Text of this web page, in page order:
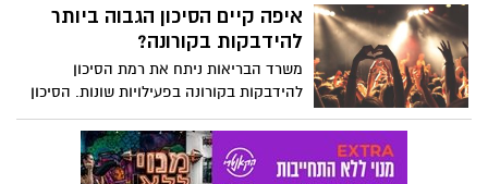
את שרשרת ההדבקה: " הגנתי על הסביבה
שלי יותר מאשר על עצמי"
איפה קיים הסיכון הגבוה ביותר
להידבקות בקורונה?
משרד הבריאות ניתח את רמת הסיכון
להידבקות בקורונה בפעילויות שונות. הסיכון
הגבוה ביותר להידבקות הוא במועדון לילה,
אחריו בתי כנסת, פאבים, הצגות ואצטדיונים